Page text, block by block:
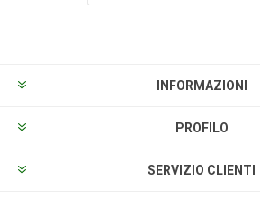
INFORMAZIONI
PROFILO
SERVIZIO CLIENTI